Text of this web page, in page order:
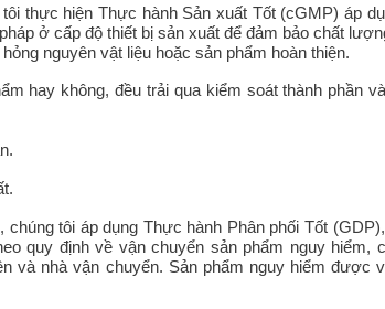
thực hiện Thực hành Sản xuất Tốt (cGMP) áp
ở cấp độ thiết bị sản xuất để đảm bảo chất
nguyên vật liệu hoặc sản phẩm hoàn thiện.
hay không, đều trải qua kiểm soát thành phần
tôi áp dụng Thực hành Phân phối Tốt
quy định về vận chuyển sản phẩm nguy hiểm,
và nhà vận chuyển. Sản phẩm nguy hiểm được